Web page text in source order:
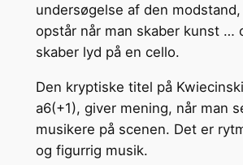
undersøgelse af den
opstår når man skaber kunst …
skaber lyd på en cello.
Den kryptiske titel på
a6(+1), giver mening, når man
musikere på scenen. Det er
og figurrig musik.